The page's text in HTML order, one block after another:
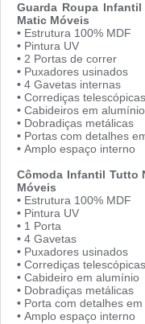
Guarda Roupa
Matic Móveis
• Estrutura 100% MDF
• Pintura UV
• 2 Portas de correr
• Puxadores usinados
• 4 Gavetas internas
• Corrediças telescópicas
• Cabideiros em alumínio
• Dobradiças metálicas
• Portas com detalhes
• Amplo espaço interno
Cômoda Infantil Tutto
Móveis
• Estrutura 100% MDF
• Pintura UV
• 1 Porta
• 4 Gavetas
• Puxadores usinados
• Corrediças telescópicas
• Cabideiro em alumínio
• Dobradiças metálicas
• Porta com detalhes
• Amplo espaço interno